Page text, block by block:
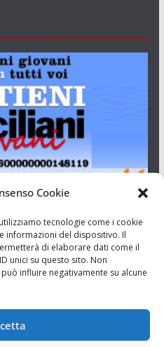
Cookie
tecnologie come i cookie
informazioni del dispositivo. Il
di elaborare dati come il
unici su questo sito. Non
influire negativamente su alcune
2011 del 20/09/2011 Dir.
Giovani